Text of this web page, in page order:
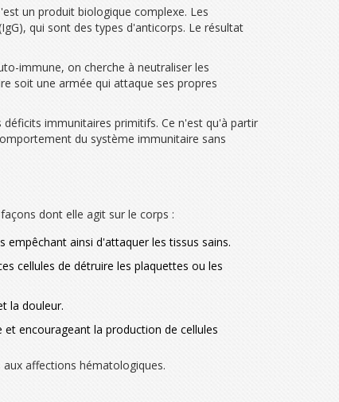
un produit biologique complexe. Les
qui sont des types d'anticorps. Le résultat
immune, on cherche à neutraliser les
soit une armée qui attaque ses propres
immunitaires primitifs. Ce n'est qu'à partir
du système immunitaire sans
dont elle agit sur le corps :
empêchant ainsi d'attaquer les tissus sains.
cellules de détruire les plaquettes ou les
la douleur.
encourageant la production de cellules
affections hématologiques.